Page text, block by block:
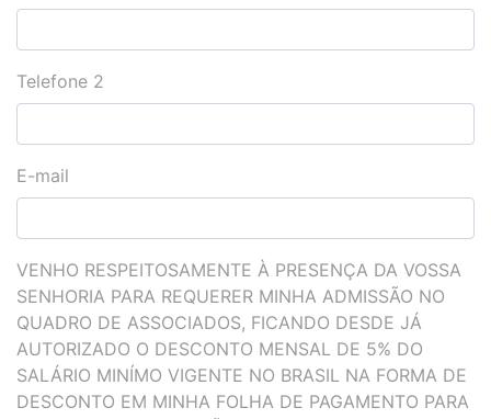
Telefone 2
E-mail
VENHO RESPEITOSAMENTE À PRESENÇA DA VOSSA
SENHORIA PARA REQUERER MINHA ADMISSÃO NO
QUADRO DE ASSOCIADOS, FICANDO DESDE JÁ
AUTORIZADO O DESCONTO MENSAL DE 5% DO
SALÁRIO MINÍMO VIGENTE NO BRASIL NA FORMA DE
DESCONTO EM MINHA FOLHA DE PAGAMENTO PARA